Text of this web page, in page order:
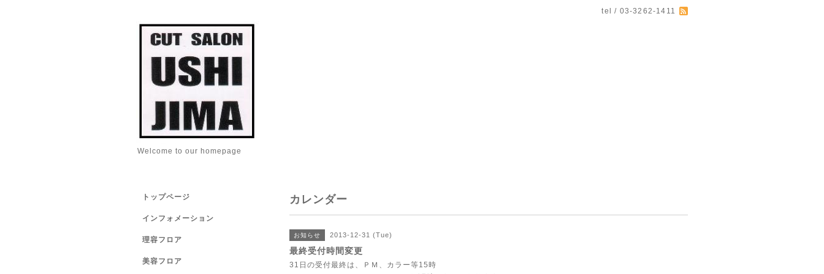
tel / 03-3262-1411
Welcome to our homepage
カレンダー
お知らせ 2013-12-31 (Tue)
最終受付時間変更
31日の受付最終は、ＰＭ、カラー等15時
トップページ
インフォメーション
理容フロア
美容フロア